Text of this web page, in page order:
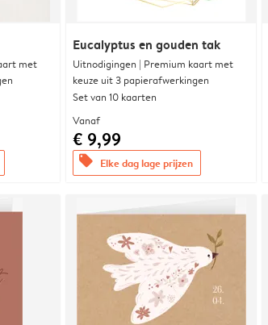
met
Eucalyptus en gouden tak
Uitnodigingen | Premium kaart met
keuze uit 3 papierafwerkingen
Set van 10 kaarten
Vanaf
€ 9,99
offers Elke dag lage prijzen